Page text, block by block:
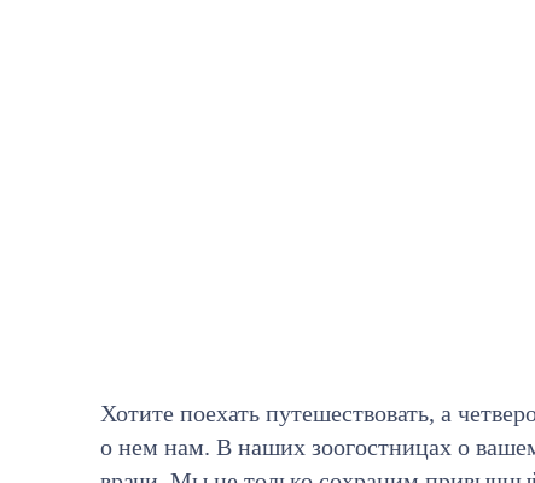
Хотите поехать путешествовать, а
о нем нам. В наших зоогостницах о